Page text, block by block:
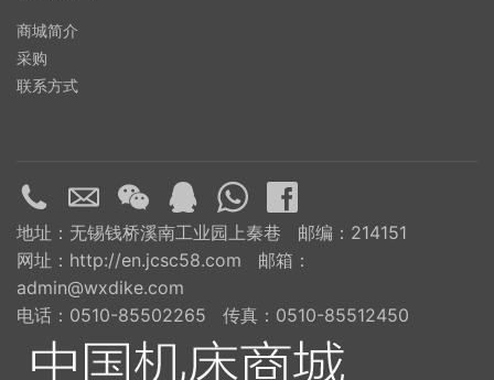
商城简介
采购
联系方式
地址：无锡钱桥溪南工业园上秦巷 邮编：214151
网址：http://en.jcsc58.com 邮箱：
admin@wxdike.com
电话：0510-85502265 传真：0510-85512450